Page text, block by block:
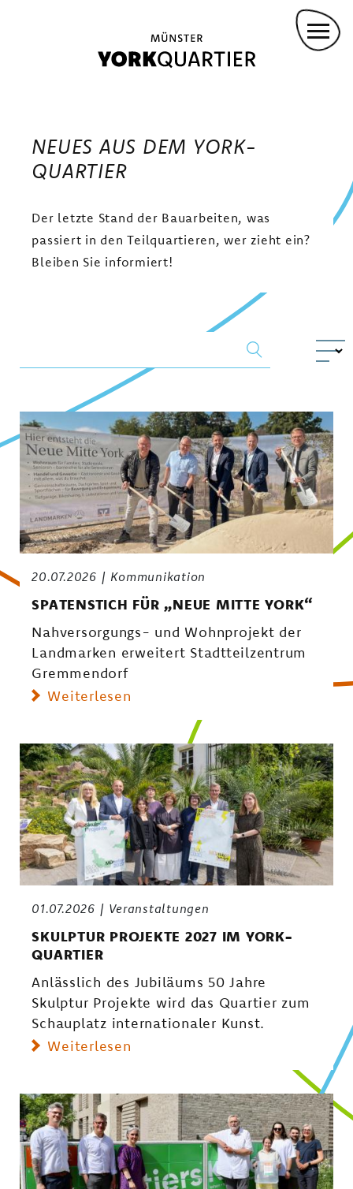
GARTENWOHNEN
VIELFALT LEBEN
WOHNEN IM EIGENEN HAUS
NEUES AUS DEM YORK-
QUARTIER
Der letzte Stand der Bauarbeiten, was
passiert in den Teilquartieren, wer zieht ein?
Bleiben Sie informiert!
20.07.2026 Kommunikation
SPATENSTICH FÜR „NEUE MITTE YORK“
Nahversorgungs- und Wohnprojekt der
Landmarken erweitert Stadtteilzentrum
Gremmendorf
Weiterlesen
01.07.2026 Veranstaltungen
SKULPTUR PROJEKTE 2027 IM YORK-
QUARTIER
Anlässlich des Jubiläums 50 Jahre
Skulptur Projekte wird das Quartier zum
Schauplatz internationaler Kunst.
Weiterlesen